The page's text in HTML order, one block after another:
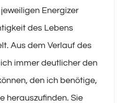
Energizer
des Lebens
Aus dem Verlauf des
immer deutlicher den
den ich benötige,
herauszufinden. Sie